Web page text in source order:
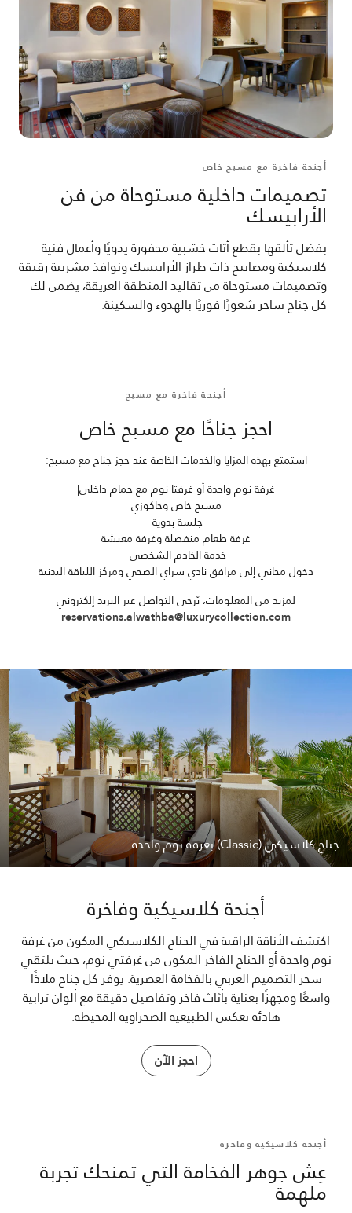
أجنحة فاخرة مع مسبح خاص
تصميمات داخلية مستوحاة من فن
الأرابيسك
بفضل تألقها بقطع أثاث خشبية محفورة يدويًا وأعمال فنية
كلاسيكية ومصابيح ذات طراز الأرابيسك ونوافذ مشربية رقيقة
وتصميمات مستوحاة من تقاليد المنطقة العريقة، يضمن لك
كل جناح ساحر شعورًا فوريًا بالهدوء والسكينة.
أجنحة فاخرة مع مسبح
احجز جناحًا مع مسبح خاص
استمتع بهذه المزايا والخدمات الخاصة عند حجز جناح مع مسبح:
غرفة نوم واحدة أو غرفتا نوم مع حمام داخلي|
مسبح خاص وجاكوزي
جلسة بدوية
غرفة طعام منفصلة وغرفة معيشة
خدمة الخادم الشخصي
دخول مجاني إلى مرافق نادي سراي الصحي ومركز اللياقة البدنية
لمزيد من المعلومات، يٌرجى التواصل عبر البريد إلكتروني
reservations.alwathba@luxurycollection.com
جناح كلاسيكي (Classic) بغرفة نوم واحدة
أجنحة كلاسيكية وفاخرة
اكتشف الأناقة الراقية في الجناح الكلاسيكي المكون من غرفة
نوم واحدة أو الجناح الفاخر المكون من غرفتي نوم، حيث يلتقي
سحر التصميم العربي بالفخامة العصرية. يوفر كل جناح ملاذًا
واسعًا ومجهزًا بعناية بأثاث فاخر وتفاصيل دقيقة مع ألوان ترابية
هادئة تعكس الطبيعية الصحراوية المحيطة.
احجز الآن
أجنحة كلاسيكية وفاخرة
عِش جوهر الفخامة التي تمنحك تجربة
ملهمة